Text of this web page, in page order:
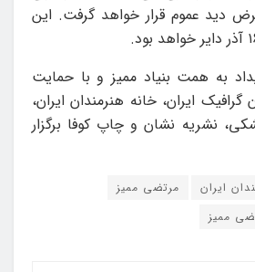
دید عموم قرار خواهد گرفت. این
به همت بنیاد ممیز و با حمایت
ایران، خانه هنرمندان ایران،
نشریه نشان و چاپ کوفا برگزار
ایران
مرتضی ممیز
ممیز